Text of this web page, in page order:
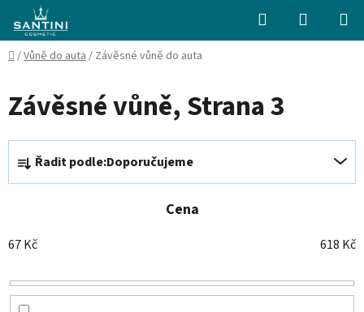
obsah
Hledat
KOŠÍK
Domů
/Vůně do auta/ Závěsné vůně do auta
Závěsné vůně, Strana 3
Ř
z
n
í
p
r
Řadit podle:Doporučujeme
Cena
67Kč 618 Kč